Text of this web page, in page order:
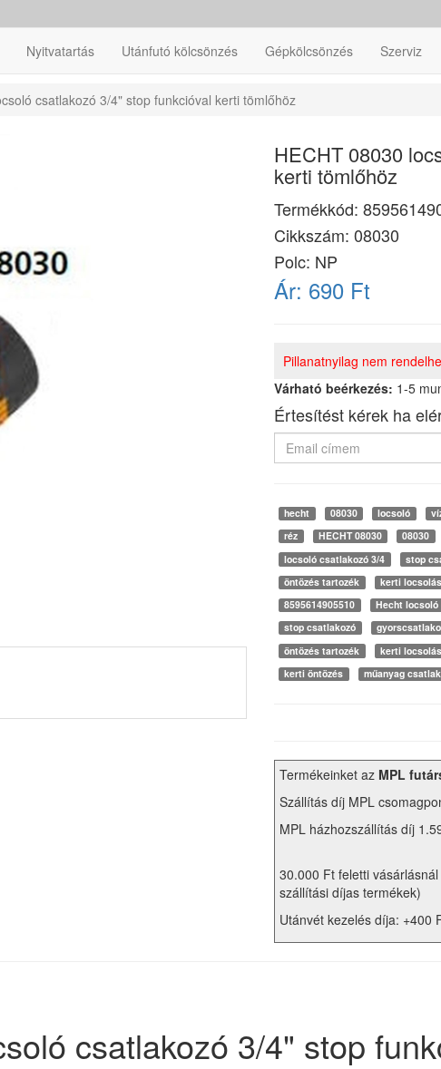
Nyitvatartás Utánfutó kölcsönzés Gépkölcsönzés Szerviz
csatlakozó 3/4" stop funkcióval kerti tömlőhöz
HECHT 08030
kerti tömlőhöz
Termékkód:
Cikkszám: 08030
Polc: NP
Ár: 690 Ft
Pillanatnyilag nem
Várható beérkezés: 1-5
Értesítést kérek ha
hecht 08030 locsoló
réz
HECHT 08030 08030
locsoló csatlakozó 3/4
stop
öntözés tartozék
kerti locsolás
8595614905510
Hecht
stop csatlakozó
öntözés tartozék
kerti locsolás
kerti öntözés
műanyag
Termékeinket az MPL
Szállítás díj MPL
MPL házhozszállítás díj
30.000 Ft feletti
szállítási díjas termékek)
Utánvét kezelés díja: +400
csatlakozó 3/4" stop